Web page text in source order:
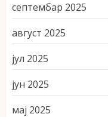
септембар 2025
август 2025
јул 2025
јун 2025
мај 2025